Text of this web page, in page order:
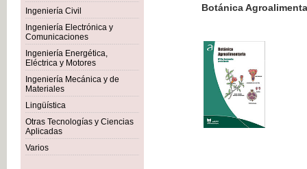
Ingeniería Civil
Ingeniería Electrónica y
Comunicaciones
Ingeniería Energética,
Eléctrica y Motores
Ingeniería Mecánica y de
Materiales
Lingüística
Otras Tecnologías y Ciencias
Aplicadas
Varios
Botánica Agroalimentaria